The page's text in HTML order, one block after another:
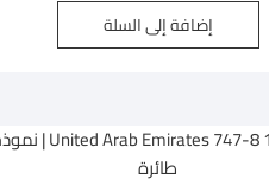
إضافة إلى السلة